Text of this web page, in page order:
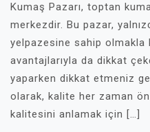
Kumaş Pazarı, toptan
merkezdir. Bu pazar,
yelpazesine sahip olmakla
avantajlarıyla da dikkat
yaparken dikkat etmeniz
olarak, kalite her zaman
kalitesini anlamak için […]